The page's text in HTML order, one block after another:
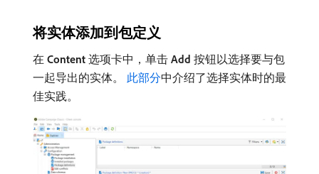
将实体添加到包定义
在​ Content ​选项卡中，单击​ Add ​按钮以选择要与包
一起导出的实体。 此部分中介绍了选择实体时的最
佳实践。